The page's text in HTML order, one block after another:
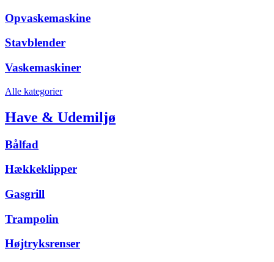
Opvaskemaskine
Stavblender
Vaskemaskiner
Alle kategorier
Have & Udemiljø
Bålfad
Hækkeklipper
Gasgrill
Trampolin
Højtryksrenser